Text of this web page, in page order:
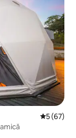
Scor
5 (67)